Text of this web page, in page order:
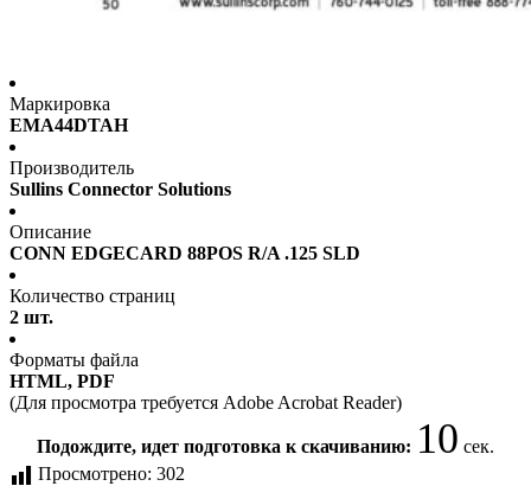
Маркировка
EMA44DTAH
Производитель
Sullins Connector Solutions
Описание
CONN EDGECARD 88POS R/A .125 SLD
Количество страниц
2 шт.
Форматы файла
HTML, PDF
(Для просмотра требуется Adobe Acrobat Reader)
Подождите, идет подготовка к скачиванию: 10 сек.
Просмотрено: 302